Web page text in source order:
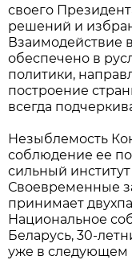
своего
решений и
Взаимодействие
обеспечено в
политики,
построение
всегда
Незыблемость
соблюдение ее
сильный
Своевременные
принимает
Национальное
Беларусь, 30-
уже в следующем